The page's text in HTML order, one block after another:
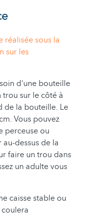
sous la
sur les
d'une bouteille
trou sur le côté à
de la bouteille. Le
Vous pouvez
perceuse ou
dessus de la
faire un trou dans
un adulte vous
caisse stable ou